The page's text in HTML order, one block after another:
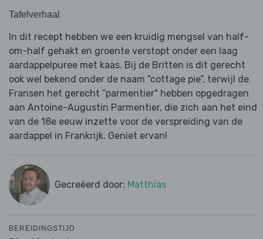
Tafelverhaal
In dit recept hebben we een kruidig mengsel van half-
om-half gehakt en groente verstopt onder een laag
aardappelpuree met kaas. Bij de Britten is dit gerecht
ook wel bekend onder de naam “cottage pie”, terwijl de
Fransen het gerecht “parmentier" hebben opgedragen
aan Antoine-Augustin Parmentier, die zich aan het eind
van de 18e eeuw inzette voor de verspreiding van de
aardappel in Frankrijk. Geniet ervan!
Gecreëerd door: Matthias
BEREIDINGSTIJD